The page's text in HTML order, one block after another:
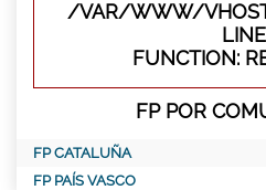
/VAR/WWW/
FUNCTION:
FP POR
FP CATALUÑA
FP PAÍS VASCO